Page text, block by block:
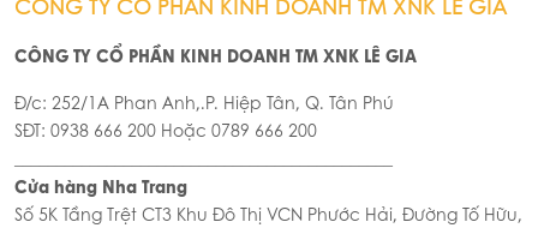
CÔNG TY CỔ PHẦN KINH DOANH TM XNK LÊ GIA
Đ/c: 252/1A Phan Anh,.P. Hiệp Tân, Q. Tân Phú
SĐT: 0938 666 200 Hoặc 0789 666 200
Cửa hàng Nha Trang
Số 5K Tầng Trệt CT3 Khu Đô Thị VCN Phước Hải, Đường Tố Hữu,